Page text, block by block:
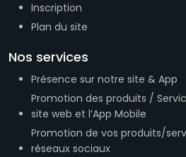
Inscription
Plan du site
Nos services
Présence sur notre site & App
Promotion des produits /
site web et l’App Mobile
Promotion de vos produits/
réseaux sociaux